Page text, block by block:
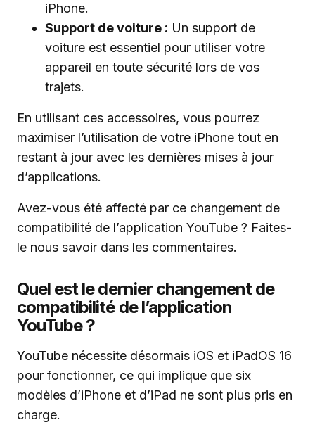
iPhone.
Support de voiture : Un support de
voiture est essentiel pour utiliser votre
appareil en toute sécurité lors de vos
trajets.
En utilisant ces accessoires, vous pourrez
maximiser l’utilisation de votre iPhone tout en
restant à jour avec les dernières mises à jour
d’applications.
Avez-vous été affecté par ce changement de
compatibilité de l’application YouTube ? Faites-
le nous savoir dans les commentaires.
Quel est le dernier changement de
compatibilité de l’application
YouTube ?
YouTube nécessite désormais iOS et iPadOS 16
pour fonctionner, ce qui implique que six
modèles d’iPhone et d’iPad ne sont plus pris en
charge.